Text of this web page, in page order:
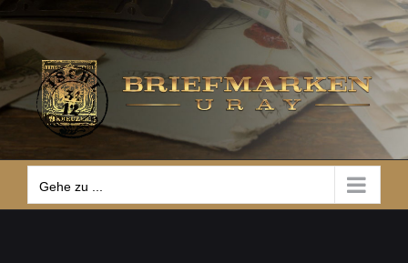
Zum
Inhalt
springen
Gehe zu ...
Gehe zu ...